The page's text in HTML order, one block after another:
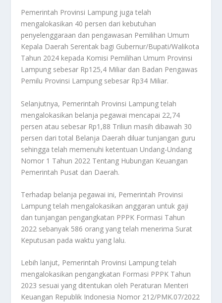
Pemerintah Provinsi Lampung juga telah
mengalokasikan 40 persen dari kebutuhan
penyelenggaraan dan pengawasan Pemilihan Umum
Kepala Daerah Serentak bagi Gubernur/Bupati/Walikota
Tahun 2024 kepada Komisi Pemilihan Umum Provinsi
Lampung sebesar Rp125,4 Miliar dan Badan Pengawas
Pemilu Provinsi Lampung sebesar Rp34 Miliar.
Selanjutnya, Pemerintah Provinsi Lampung telah
mengalokasikan belanja pegawai mencapai 22,74
persen atau sebesar Rp1,88 Triliun masih dibawah 30
persen dari total Belanja Daerah diluar tunjangan guru
sehingga telah memenuhi ketentuan Undang-Undang
Nomor 1 Tahun 2022 Tentang Hubungan Keuangan
Pemerintah Pusat dan Daerah.
Terhadap belanja pegawai ini, Pemerintah Provinsi
Lampung telah mengalokasikan anggaran untuk gaji
dan tunjangan pengangkatan PPPK Formasi Tahun
2022 sebanyak 586 orang yang telah menerima Surat
Keputusan pada waktu yang lalu.
Lebih lanjut, Pemerintah Provinsi Lampung telah
mengalokasikan pengangkatan Formasi PPPK Tahun
2023 sesuai yang ditentukan oleh Peraturan Menteri
Keuangan Republik Indonesia Nomor 212/PMK.07/2022